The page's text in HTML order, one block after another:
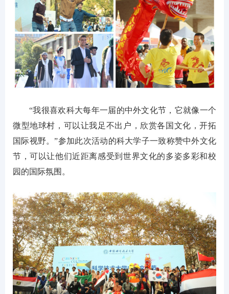
“我很喜欢科大每年一届的中外文化节，它就像一个
微型地球村，可以让我足不出户，欣赏各国文化，开拓
国际视野。”参加此次活动的科大学子一致称赞中外文化
节，可以让他们近距离感受到世界文化的多姿多彩和校
园的国际氛围。